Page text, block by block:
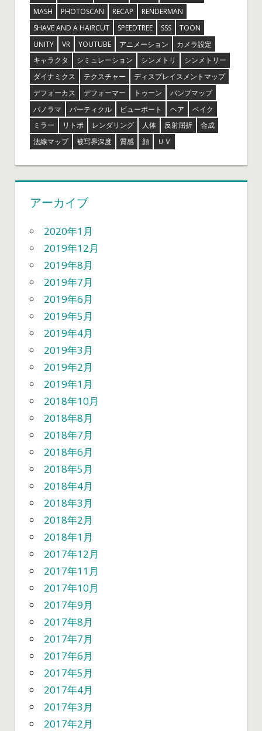
MASH
PHOTOSCAN RECAP
RENDERMAN
SHAVE AND A HAIRCUT
SPEEDTREE SSS
TOON
UNITY
VR YOUTUBE アニメーション
カメラ設定
キャラクタ
シミュレーション シンメトリ
シンメトリー
ダイナミクス
テクスチャー
ディスプレイスメントマップ
デフォーカス
デフォーマー トゥーン
バンプマップ
パノラマ
パーティクル ビューポート ヘア
ベイク
ミラー
リトポ レンダリング 人体 反射屈折
合成
法線マップ
被写界深度 質感 顔 ＵＶ
アーカイブ
2020年1月
2019年12月
2019年8月
2019年7月
2019年6月
2019年5月
2019年4月
2019年3月
2019年2月
2019年1月
2018年10月
2018年8月
2018年7月
2018年6月
2018年5月
2018年4月
2018年3月
2018年2月
2018年1月
2017年12月
2017年11月
2017年10月
2017年9月
2017年8月
2017年7月
2017年6月
2017年5月
2017年4月
2017年3月
2017年2月